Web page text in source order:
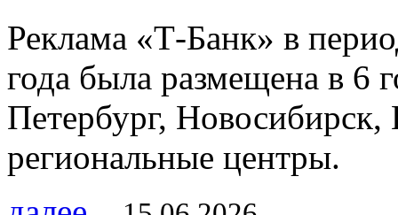
Реклама «Т-Банк» в
года была размещена в 6
Петербург,
региональные центры.